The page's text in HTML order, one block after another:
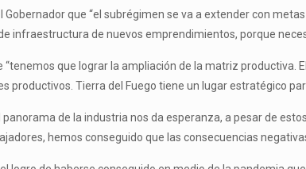
Gobernador que “el subrégimen se va a extender con
infraestructura de nuevos emprendimientos, porque
“tenemos que lograr la ampliación de la matriz
productivos. Tierra del Fuego tiene un lugar estratégico
panorama de la industria nos da esperanza, a pesar de
hemos conseguido que las consecuencias